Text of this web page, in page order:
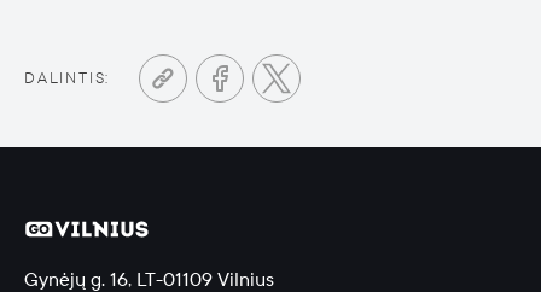
DALINTIS:
Gynėjų g. 16, LT-01109 Vilnius